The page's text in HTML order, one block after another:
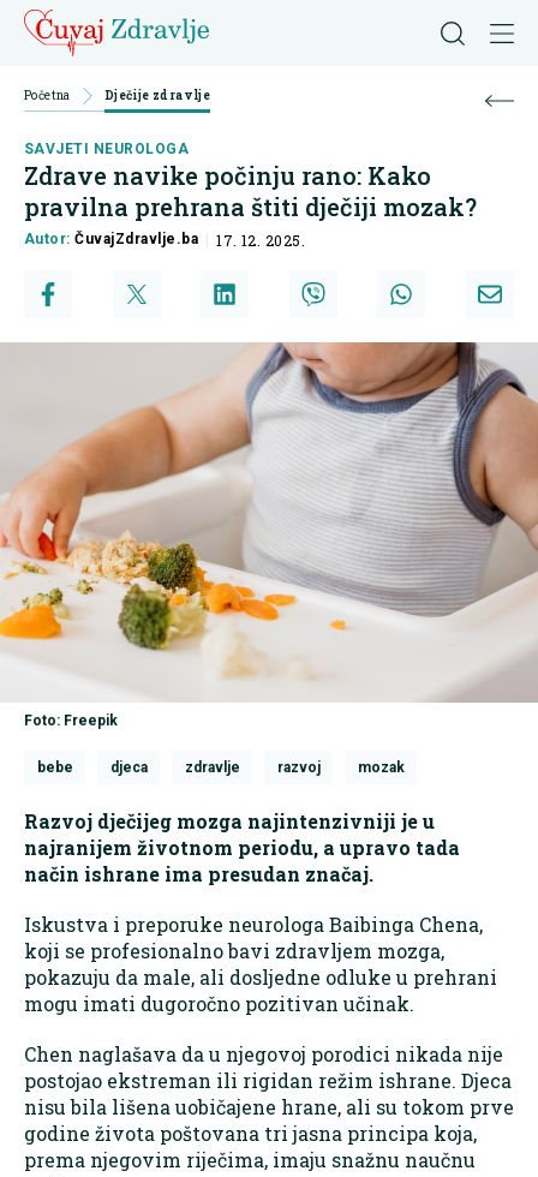
Početna Dječije zdravlje
SAVJETI NEUROLOGA
Zdrave navike počinju rano: Kako
pravilna prehrana štiti dječiji mozak?
Autor:ČuvajZdravlje.ba 17. 12. 2025.
Foto: Freepik
bebe djeca zdravlje razvoj mozak
Razvoj dječijeg mozga najintenzivniji je u
najranijem životnom periodu, a upravo tada
način ishrane ima presudan značaj.
Iskustva i preporuke neurologa Baibinga Chena,
koji se profesionalno bavi zdravljem mozga,
pokazuju da male, ali dosljedne odluke u prehrani
mogu imati dugoročno pozitivan učinak.
Chen naglašava da u njegovoj porodici nikada nije
postojao ekstreman ili rigidan režim ishrane. Djeca
nisu bila lišena uobičajene hrane, ali su tokom prve
godine života poštovana tri jasna principa koja,
prema njegovim riječima, imaju snažnu naučnu